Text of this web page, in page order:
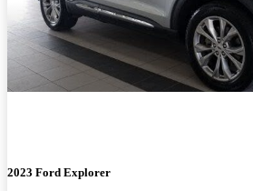
2023 Ford Explorer